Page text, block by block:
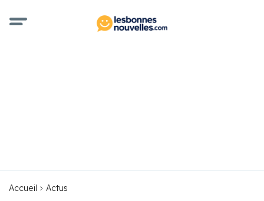
Accueil Actus